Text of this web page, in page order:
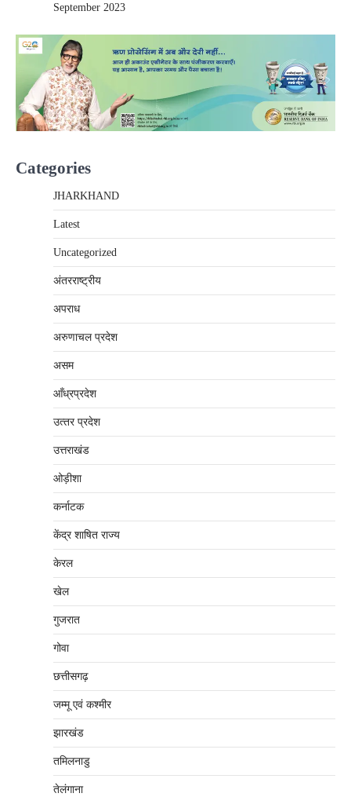
September 2023
Categories
JHARKHAND
Latest
Uncategorized
अंतरराष्‍ट्रीय
अपराध
अरुणाचल प्रदेश
असम
आँध्रप्रदेश
उत्‍तर प्रदेश
उत्तराखंड
ओड़ीशा
कर्नाटक
केंद्र शाषित राज्य
केरल
खेल
गुजरात
गोवा
छत्तीसगढ़
जम्‍मू एवं कश्‍मीर
झारखंड
तमिलनाडु
तेलंगाना